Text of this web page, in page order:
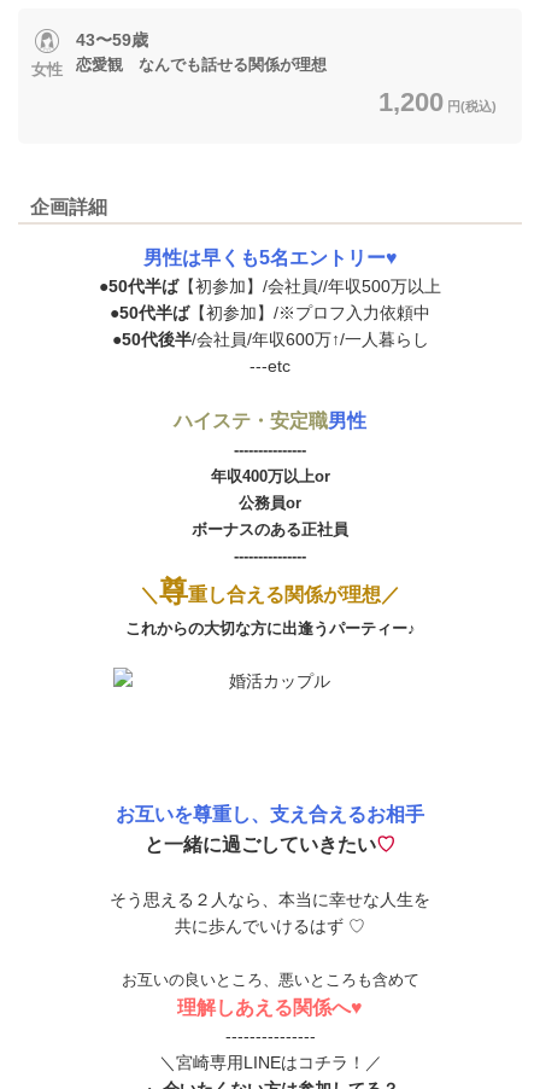
女性
43〜59歳
恋愛観 なんでも話せる関係が理想
1,200 円(税込)
企画詳細
男性は早くも5名エントリー♥
●50代半ば【初参加】/会社員//年収500万以上
●50代半ば【初参加】/※プロフ入力依頼中
●50代後半/会社員/年収600万↑/一人暮らし
---etc
ハイステ・安定職男性
---------------
年収400万以上or
公務員or
ボーナスのある正社員
---------------
＼ 尊重し合える関係が理想／
これからの大切な方に出逢うパーティー♪
お互いを尊重し、支え合えるお相手
と一緒に過ごしていきたい♡
そう思える２人なら、本当に幸せな人生を
共に歩んでいけるはず ♡
お互いの良いところ、悪いところも含めて
理解しあえる関係へ♥
---------------
＼宮崎専用LINEはコチラ！／